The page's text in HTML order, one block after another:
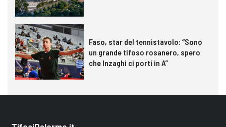
Faso, star del tennistavolo: “Sono
un grande tifoso rosanero, spero
che Inzaghi ci porti in A”